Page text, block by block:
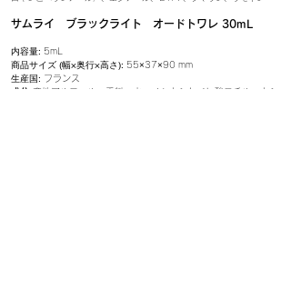
サムライ ブラックライト オードトワレ 30mL
内容量: 5mL
商品サイズ (幅×奥行×高さ): 55×37×90 mm
生産国: フランス
成分: 変性アルコール、香料、水、メトキシケイヒ酸エチルヘキシ